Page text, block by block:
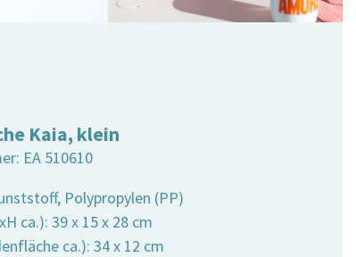
Kaia, klein
EA 510610
Polypropylen (PP)
ca.): 39 x 15 x 28 cm
ca.): 34 x 12 cm